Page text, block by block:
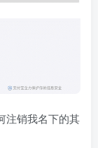
注销我名下的其